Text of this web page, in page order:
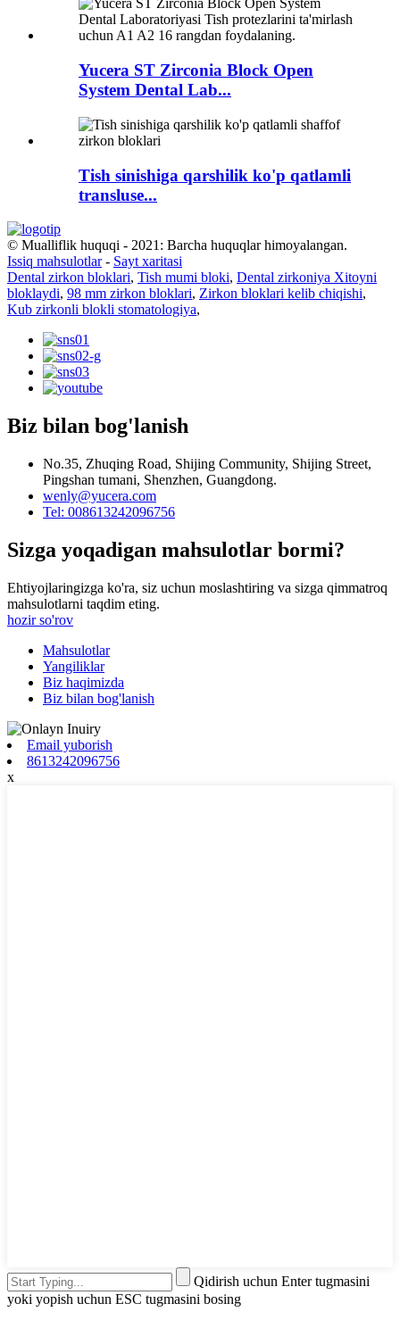
Yucera ST Zirconia Block Open
System Dental Lab...
Tish sinishiga qarshilik ko'p qatlamli
transluse...
© Mualliflik huquqi - 2021: Barcha huquqlar himoyalangan.
Issiq mahsulotlar- Sayt xaritasi
Dental zirkon bloklari, Tish mumi bloki, Dental zirkoniya Xitoyni
bloklaydi, 98 mm zirkon bloklari, Zirkon bloklari kelib chiqishi,
Kub zirkonli blokli stomatologiya,
Biz bilan bog'lanish
No.35, Zhuqing Road, Shijing Community, Shijing Street,
Pingshan tumani, Shenzhen, Guangdong.
wenly@yucera.com
Tel: 008613242096756
Sizga yoqadigan mahsulotlar bormi?
Ehtiyojlaringizga ko'ra, siz uchun moslashtiring va sizga qimmatroq
mahsulotlarni taqdim eting.
hozir so'rov
Mahsulotlar
Yangiliklar
Biz haqimizda
Biz bilan bog'lanish
Email yuborish
8613242096756
x
Qidirish uchun Enter tugmasini
yoki yopish uchun ESC tugmasini bosing